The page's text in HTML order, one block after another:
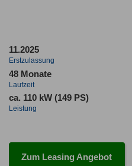
11.2025
Erstzulassung
48 Monate
Laufzeit
ca. 110 kW (149 PS)
Leistung
Zum Leasing Angebot